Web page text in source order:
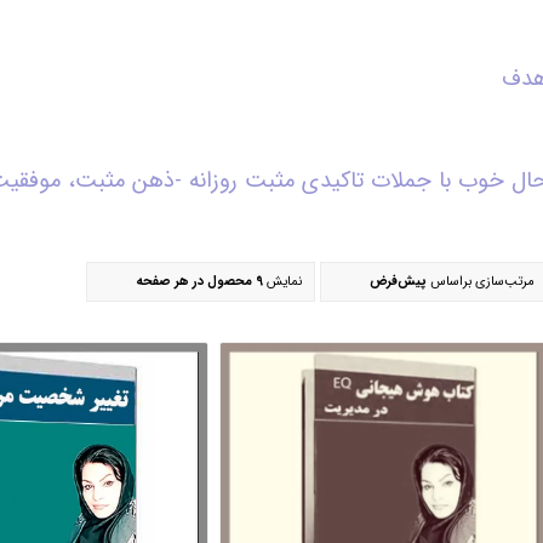
خوب با جملات تاکیدی مثبت روزانه -ذهن مثبت،
مرتب‌سازی براساس پیش‌فرض نمایش9 محصول در هر صفحه